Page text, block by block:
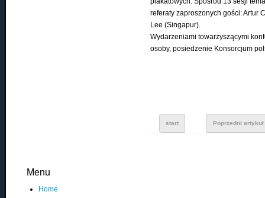
referaty zaproszonych gości: Artur
Lee (Singapur).
Wydarzeniami towarzyszącymi
osoby, posiedzenie Konsorcjum
start Poprzedni artykuł
Menu
Home